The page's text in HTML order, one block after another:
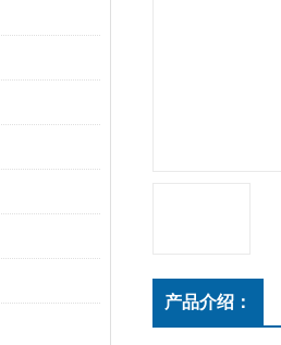
产品介绍：